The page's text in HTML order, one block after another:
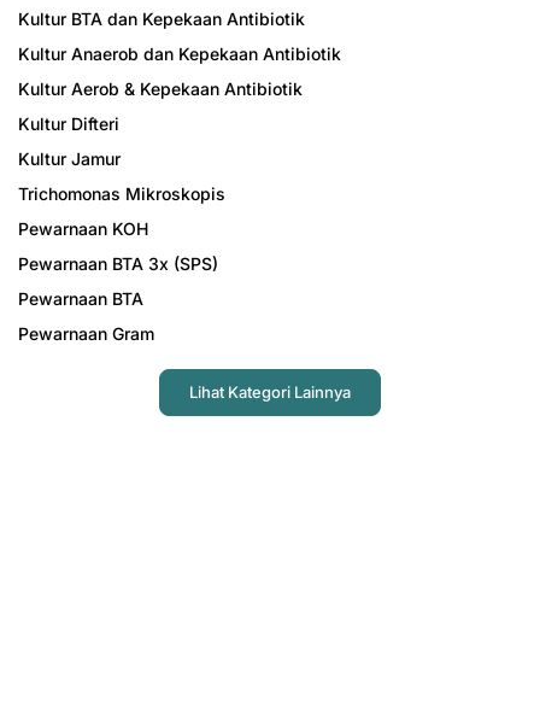
Kultur BTA dan Kepekaan Antibiotik
Kultur Anaerob dan Kepekaan Antibiotik
Kultur Aerob & Kepekaan Antibiotik
Kultur Difteri
Kultur Jamur
Trichomonas Mikroskopis
Pewarnaan KOH
Pewarnaan BTA 3x (SPS)
Pewarnaan BTA
Pewarnaan Gram
Lihat Kategori Lainnya